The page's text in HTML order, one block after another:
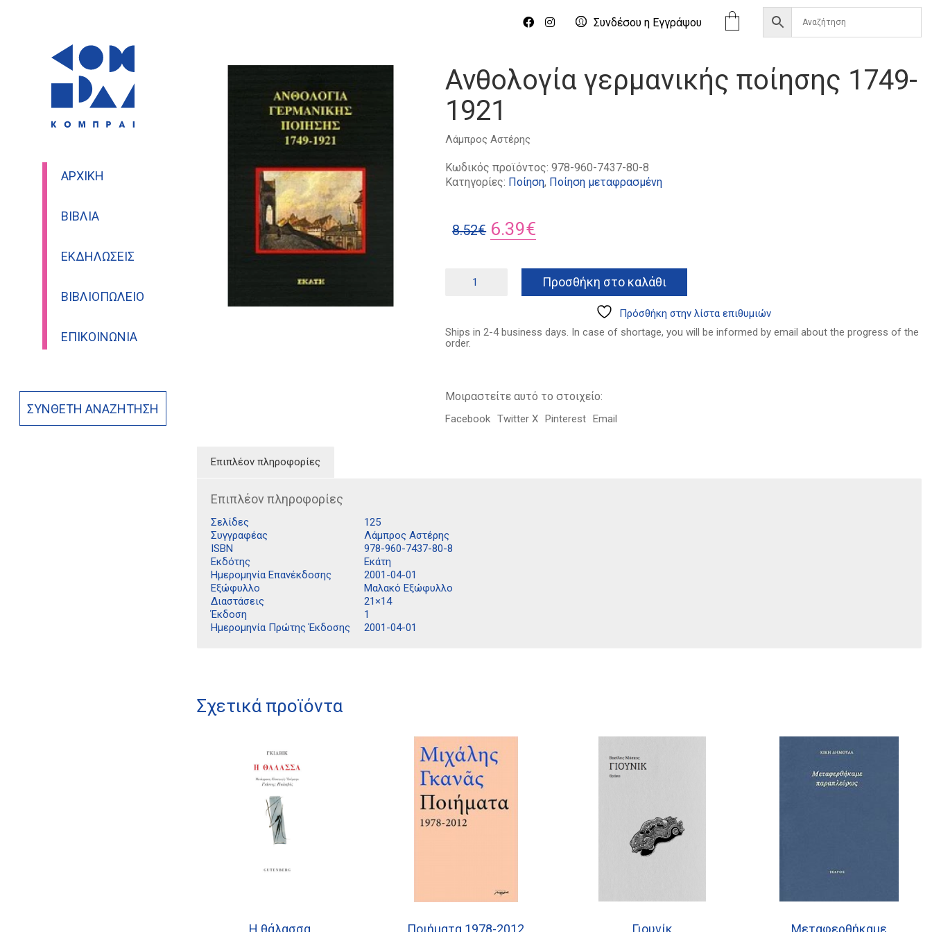
Συνδέσου η Eγγράψου
ΑΡΧΙΚΉ
ΒΙΒΛΊΑ
ΕΚΔΗΛΏΣΕΙΣ
ΒΙΒΛΙΟΠΩΛΕΊΟ
ΕΠΙΚΟΙΝΩΝΊΑ
ΣΎΝΘΕΤΗ ΑΝΑΖΉΤΗΣΗ
Ανθολογία γερμανικής ποίησης 1749-
1921
Λάμπρος Αστέρης
Κωδικός προϊόντος:978-960-7437-80-8
Κατηγορίες: Ποίηση, Ποίηση μεταφρασμένη
8.52€ Original
was:
8.52€.
6.39€
τιμή
είναι:
γερμανικής
1921
ποσότητα
Προσθήκη στο καλάθι
Πρόσθήκη στην λίστα επιθυμιών
Ships in 2-4 business days. In case of shortage, you will be informed by email about the progress of the
order.
Μοιραστείτε αυτό το στοιχείο:
Facebook Twitter X Pinterest Email
Επιπλέον πληροφορίες
Επιπλέον πληροφορίες
Σελίδες
125
Συγγραφέας
Λάμπρος Αστέρης
ISBN
978-960-7437-80-8
Εκδότης
Εκάτη
Ημερομηνία Επανέκδοσης
2001-04-01
Εξώφυλλο
Μαλακό Εξώφυλλο
Διαστάσεις
21×14
Έκδοση
1
Ημερομηνία Πρώτης Έκδοσης
2001-04-01
Σχετικά προϊόντα
Η θάλασσα Ποιήματα 1978-2012 Γιουνίκ
Μεταφερθήκαμε